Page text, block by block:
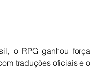
traduções oficiais e o